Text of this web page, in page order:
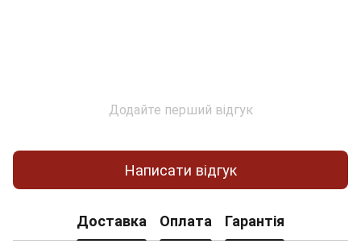
Додайте перший відгук
Написати відгук
Доставка Оплата Гарантія